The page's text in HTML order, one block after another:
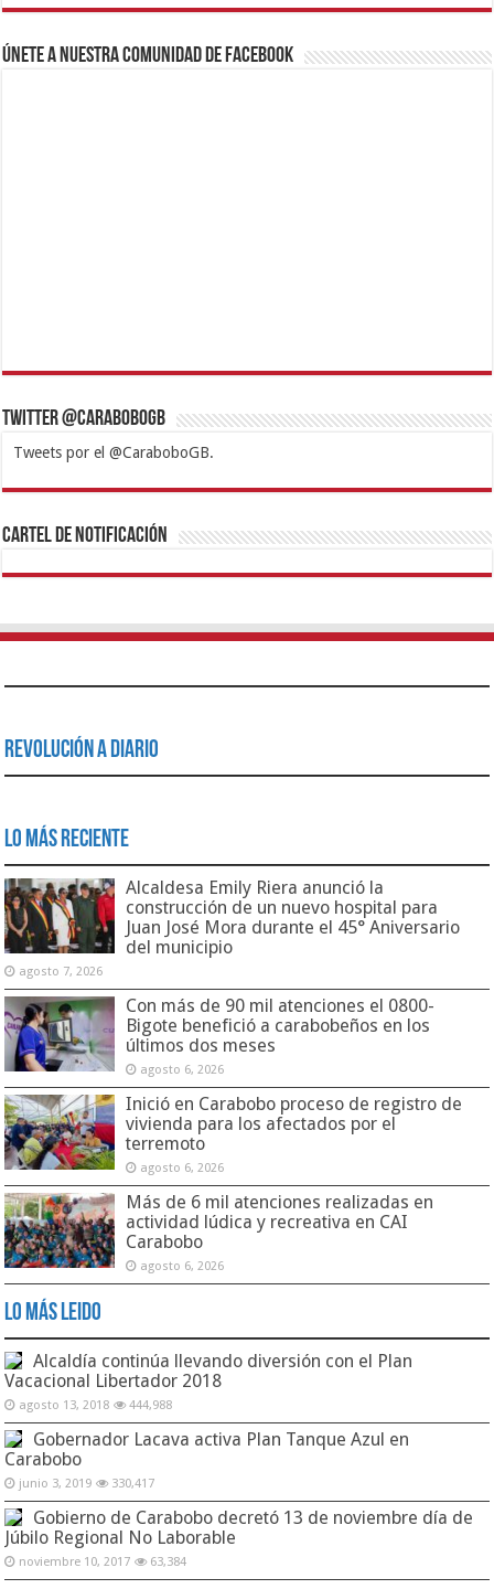
Únete a nuestra comunidad de Facebook
Twitter @CaraboboGB
Tweets por el @CaraboboGB.
1xbetBetturkeyBetistKralbetSupertotobetTipobetMatadorbetMariobet
https://mvbcasino.com/
Cartel de Notificación
Revolución a Diario
Lo Más Reciente
Alcaldesa Emily Riera anunció la
construcción de un nuevo hospital para
Juan José Mora durante el 45° Aniversario
del municipio
agosto 7, 2026
Con más de 90 mil atenciones el 0800-
Bigote benefició a carabobeños en los
últimos dos meses
agosto 6, 2026
Inició en Carabobo proceso de registro de
vivienda para los afectados por el
terremoto
agosto 6, 2026
Más de 6 mil atenciones realizadas en
actividad lúdica y recreativa en CAI
Carabobo
agosto 6, 2026
Lo Más Leido
Alcaldía continúa llevando diversión con el Plan
Vacacional Libertador 2018
agosto 13, 2018 444,988
Gobernador Lacava activa Plan Tanque Azul en
Carabobo
junio 3, 2019 330,417
Gobierno de Carabobo decretó 13 de noviembre día de
Júbilo Regional No Laborable
noviembre 10, 2017 63,384